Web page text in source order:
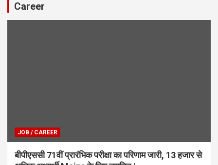
Career
JOB / CAREER
बीपीएससी 71वीं प्रारंभिक परीक्षा का परिणाम जारी, 13 हजार से